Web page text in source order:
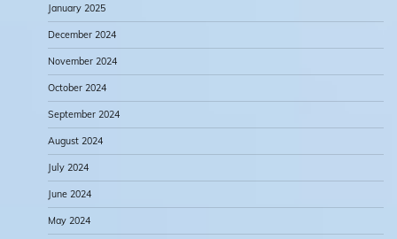
January 2025
December 2024
November 2024
October 2024
September 2024
August 2024
July 2024
June 2024
May 2024